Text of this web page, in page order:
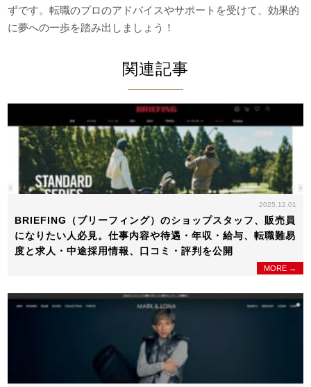
ずです。転職のプロのアドバイスやサポートを受けて、効果的
に夢への一歩を踏み出しましょう！
関連記事
2025.12.01
BRIEFING（ブリーフィング）のショップスタッフ、販売員
になりたい人必見。仕事内容や待遇・年収・給与、転職難易
度と求人・中途採用情報、口コミ・評判を公開
MORE →